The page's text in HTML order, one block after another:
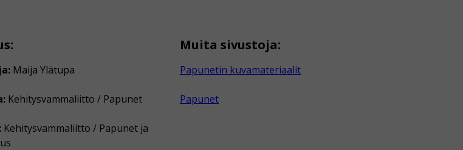
Maija Ylätupa
Kehitysvammaliitto / Papunet
Kehitysvammaliitto / Papunet ja
Muita sivustoja:
Papunetin kuvamateriaalit
Papunet